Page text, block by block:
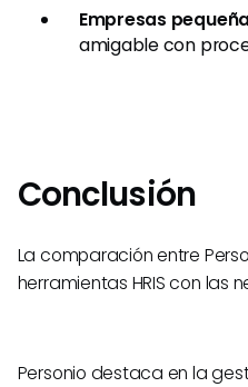
Empresas
amigable con
Conclusión
La comparación entre
herramientas HRIS con las
Personio destaca en la